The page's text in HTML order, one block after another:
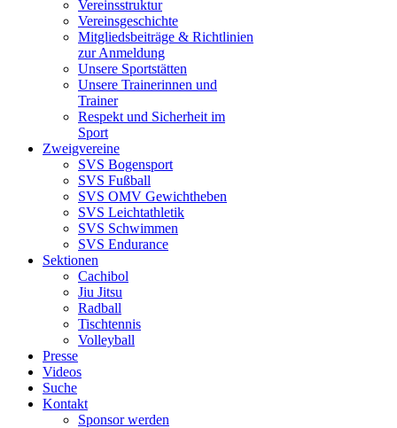
Vereinsstruktur
Vereinsgeschichte
Mitgliedsbeiträge & Richtlinien
zur Anmeldung
Unsere Sportstätten
Unsere Trainerinnen und
Trainer
Respekt und Sicherheit im
Sport
Zweigvereine
SVS Bogensport
SVS Fußball
SVS OMV Gewichtheben
SVS Leichtathletik
SVS Schwimmen
SVS Endurance
Sektionen
Cachibol
Jiu Jitsu
Radball
Tischtennis
Volleyball
Presse
Videos
Suche
Kontakt
Sponsor werden